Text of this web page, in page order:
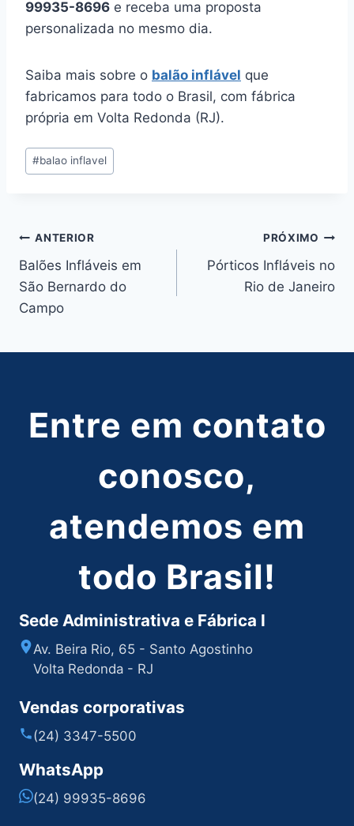
99935-8696 e receba uma proposta
personalizada no mesmo dia.
Saiba mais sobre o balão inflável que
fabricamos para todo o Brasil, com fábrica
própria em Volta Redonda (RJ).
Tags
do
#balao inflavel
Navegação
de
Post
ANTERIOR
Balões Infláveis em
São Bernardo do
Campo
PRÓXIMO
Pórticos Infláveis no
Rio de Janeiro
Entre em contato
conosco,
atendemos em
todo Brasil!
Sede Administrativa e Fábrica I
Av. Beira Rio, 65 - Santo Agostinho
Volta Redonda - RJ
Vendas corporativas
(24) 3347-5500
WhatsApp
(24) 99935-8696